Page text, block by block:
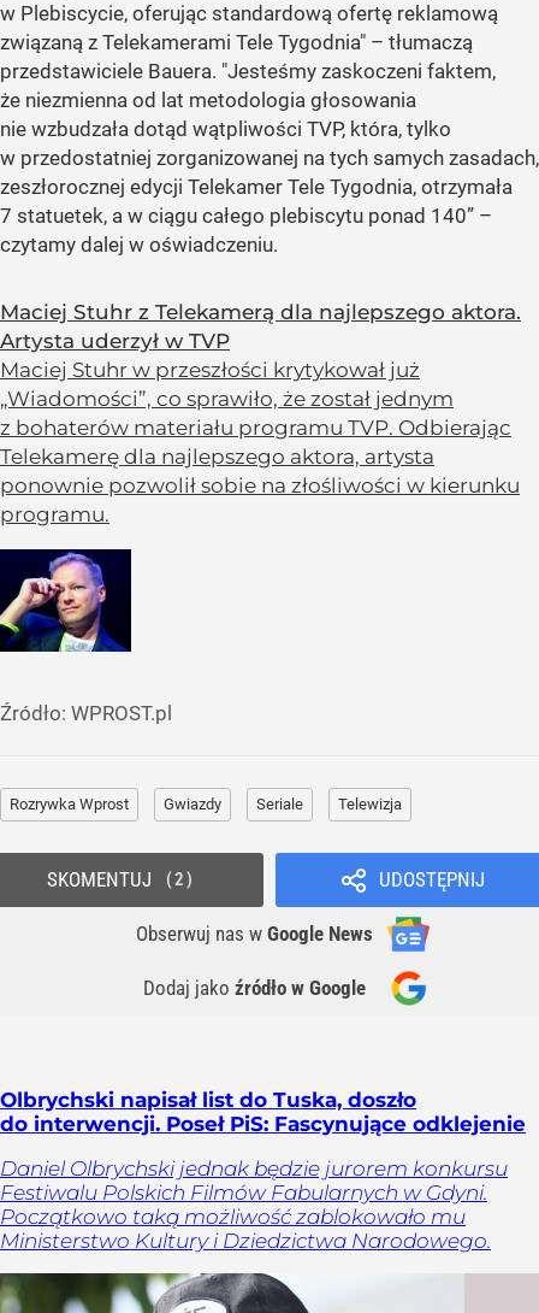
w Plebiscycie, oferując standardową ofertę reklamową
związaną z Telekamerami Tele Tygodnia" – tłumaczą
przedstawiciele Bauera. "Jesteśmy zaskoczeni faktem,
że niezmienna od lat metodologia głosowania
nie wzbudzała dotąd wątpliwości TVP, która, tylko
w przedostatniej zorganizowanej na tych samych zasadach,
zeszłorocznej edycji Telekamer Tele Tygodnia, otrzymała
7 statuetek, a w ciągu całego plebiscytu ponad 140” –
czytamy dalej w oświadczeniu.
Maciej Stuhr z Telekamerą dla najlepszego aktora.
Artysta uderzył w TVP
Maciej Stuhr w przeszłości krytykował już
„Wiadomości”, co sprawiło, że został jednym
z bohaterów materiału programu TVP. Odbierając
Telekamerę dla najlepszego aktora, artysta
ponownie pozwolił sobie na złośliwości w kierunku
programu.
Źródło: WPROST.pl
Rozrywka Wprost Gwiazdy Seriale Telewizja
UDOSTĘPNIJ
Obserwuj nas w Google News
Dodaj jako źródło w Google
SKOMENTUJ 2
Olbrychski napisał list do Tuska, doszło
do interwencji. Poseł PiS: Fascynujące odklejenie
Daniel Olbrychski jednak będzie jurorem konkursu
Festiwalu Polskich Filmów Fabularnych w Gdyni.
Początkowo taką możliwość zablokowało mu
Ministerstwo Kultury i Dziedzictwa Narodowego.